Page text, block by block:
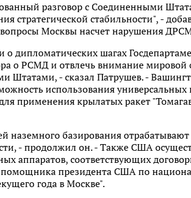
разговор с Соединенными
стратегической стабильности", -
Москвы насчет нарушения
шагах
о РСМД и отвлечь внимание мировой
- сказал Патрушев. -
использования универсальных
применения крылатых ракет
базирования отрабатывают
- продолжил он. - Также США
аппаратов, соответствующих
помощника президента США по
года в Москве".